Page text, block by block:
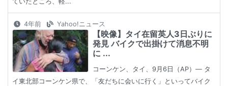
4年前 Yahoo!ニュース
【映像】タイ在留英人3日ぶりに
発見 バイクで出掛けて消息不明
に ...
コーンケン、タイ、9月6日（AP）― タ
イ東北部コーンケン県で、「友だちに会いに行く」といってバイク